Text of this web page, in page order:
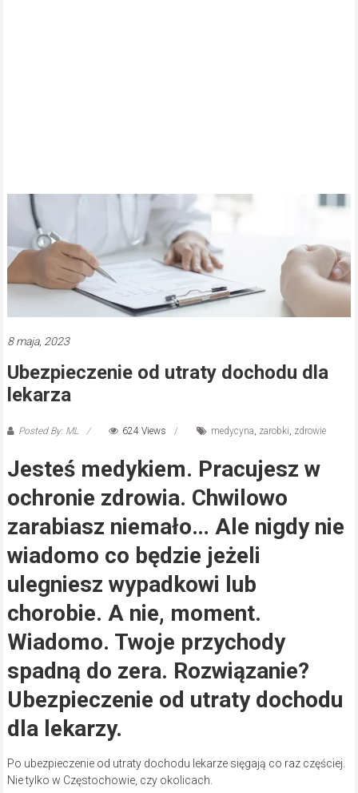
8 maja, 2023
Ubezpieczenie od utraty dochodu dla
lekarza
Posted By: ML 624 Views medycyna, zarobki, zdrowie
Jesteś medykiem. Pracujesz w
ochronie zdrowia. Chwilowo
zarabiasz niemało… Ale nigdy nie
wiadomo co będzie jeżeli
ulegniesz wypadkowi lub
chorobie. A nie, moment.
Wiadomo. Twoje przychody
spadną do zera. Rozwiązanie?
Ubezpieczenie od utraty dochodu
dla lekarzy.
Po ubezpieczenie od utraty dochodu lekarze sięgają co raz częściej.
Nie tylko w Częstochowie, czy okolicach.